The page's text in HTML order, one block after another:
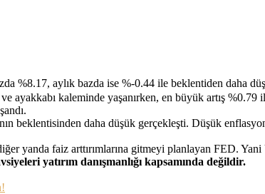
%8.17, aylık bazda ise %-0.44 ile beklentiden daha
ayakkabı kaleminde yaşanırken, en büyük artış
beklentisinden daha düşük gerçekleşti. Düşük
yanda faiz arttırımlarına gitmeyi planlayan FED.
yatırım danışmanlığı kapsamında değildir.